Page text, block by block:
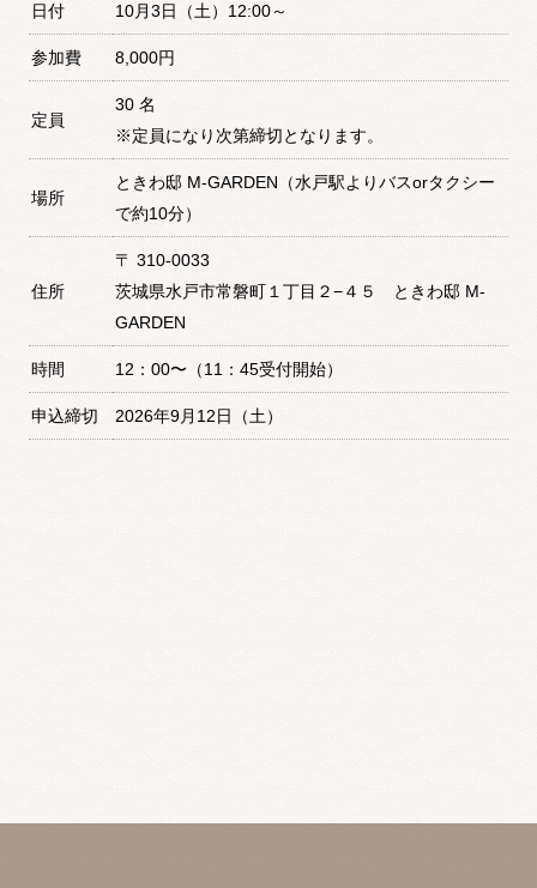
日付 10月3日（土）12:00～
参加費 8,000円
定員
30 名
※定員になり次第締切となります。
場所
ときわ邸 M-GARDEN（水戸駅よりバスorタクシー
で約10分）
住所
〒 310-0033
茨城県水戸市常磐町１丁目２−４５ ときわ邸 M-
GARDEN
時間 12：00〜（11：45受付開始）
申込締切 2026年9月12日（土）